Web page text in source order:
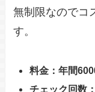
無制限なのでコ
す。
料金：年間
チェック回数